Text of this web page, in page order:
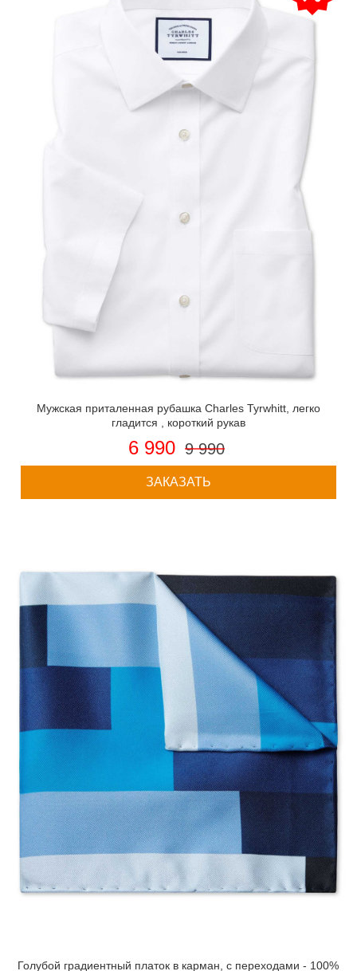
Мужская приталенная рубашка Charles Tyrwhitt, легко
гладится , короткий рукав
6 990 9 990
ЗАКАЗАТЬ
Голубой градиентный платок в карман, с переходами - 100%